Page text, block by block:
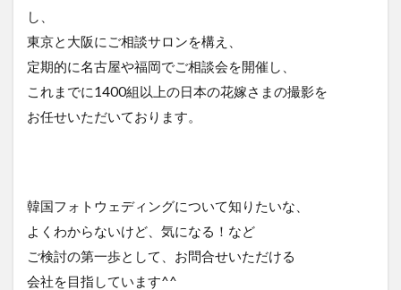
し、
東京と大阪にご相談サロンを構え、
定期的に名古屋や福岡でご相談会を開催し、
これまでに1400組以上の日本の花嫁さまの撮影を
お任せいただいております。
韓国フォトウェディングについて知りたいな、
よくわからないけど、気になる！など
ご検討の第一歩として、お問合せいただける
会社を目指しています^^